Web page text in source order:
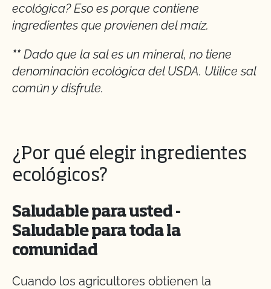
ecológica? Eso es porque contiene
ingredientes que provienen del maíz.
** Dado que la sal es un mineral, no tiene
denominación ecológica del USDA. Utilice sal
común y disfrute.
¿Por qué elegir ingredientes
ecológicos?
Saludable para usted -
Saludable para toda la
comunidad
Cuando los agricultores obtienen la